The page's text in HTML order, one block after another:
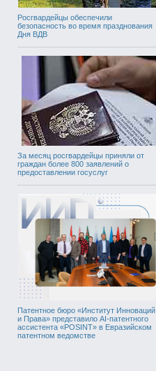
Росгвардейцы обеспечили
безопасность во время празднования
Дня ВДВ
За месяц росгвардейцы приняли от
граждан более 800 заявлений о
предоставлении госуслуг
Патентное бюро «Институт Инноваций
и Права» представило AI-патентного
ассистента «POSINT» в Евразийском
патентном ведомстве